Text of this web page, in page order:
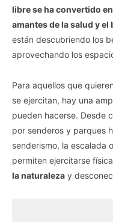
libre se ha convertido
amantes de la salud y el
están descubriendo los
aprovechando los
Para aquellos que
se ejercitan, hay una
pueden hacerse. Desde
por senderos y parques
senderismo, la escalada
permiten ejercitarse
la naturaleza y